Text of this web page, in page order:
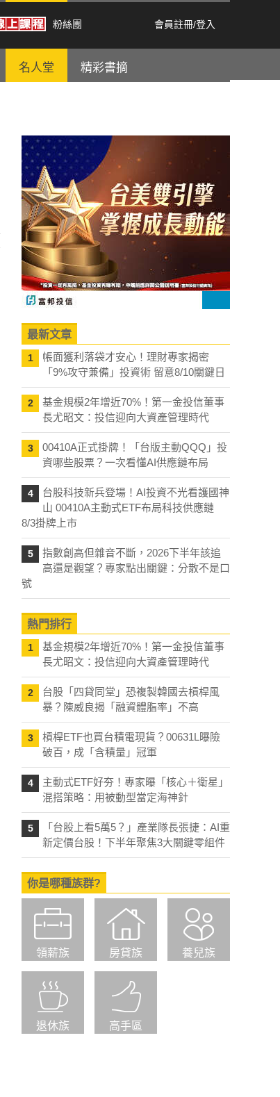
粉絲團 會員註冊/登入
名人堂 精彩書摘
最新文章
1
帳面獲利落袋才安心！理財專家揭密
「9%攻守兼備」投資術 留意8/10關鍵日
2
基金規模2年增近70%！第一金投信董事
長尤昭文：投信迎向大資產管理時代
3
00410A正式掛牌！「台版主動QQQ」投
資哪些股票？一次看懂AI供應鏈布局
4
台股科技新兵登場！AI投資不光看護國神
山 00410A主動式ETF布局科技供應鏈
8/3掛牌上市
5
指數創高但雜音不斷，2026下半年該追
高還是觀望？專家點出關鍵：分散不是口
號
熱門排行
1
基金規模2年增近70%！第一金投信董事
長尤昭文：投信迎向大資產管理時代
2
台股「四貸同堂」恐複製韓國去槓桿風
暴？陳威良揭「融資體脂率」不高
3
槓桿ETF也買台積電現貨？00631L曝險
破百，成「含積量」冠軍
4
主動式ETF好夯！專家曝「核心＋衛星」
混搭策略：用被動型當定海神針
5
「台股上看5萬5？」產業隊長張捷：AI重
新定價台股！下半年聚焦3大關鍵零組件
你是哪種族群?
領薪族 房貸族 養兒族
退休族 高手區